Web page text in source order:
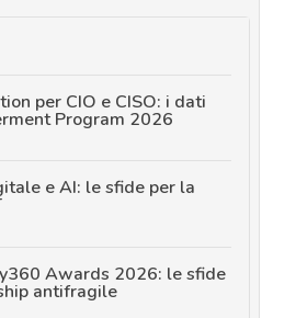
per CIO e CISO: i dati
Program 2026
e AI: le sfide per la
Awards 2026: le sfide
antifragile